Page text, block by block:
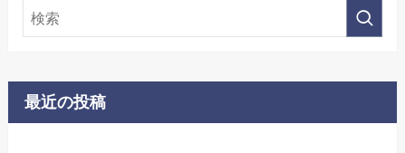
最近の投稿